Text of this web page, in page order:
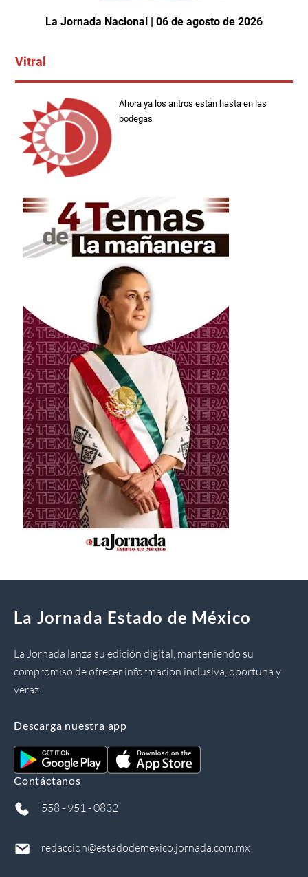
La Jornada Nacional | 06 de agosto de 2026
Vitral
Ahora ya los antros estàn hasta en las
bodegas
La Jornada Estado de México
La Jornada lanza su edición digital, manteniendo su
compromiso de ofrecer información inclusiva, oportuna y
veraz.
Descarga nuestra app
Contáctanos
558 - 951 - 0832
redaccion@estadodemexico.jornada.com.mx